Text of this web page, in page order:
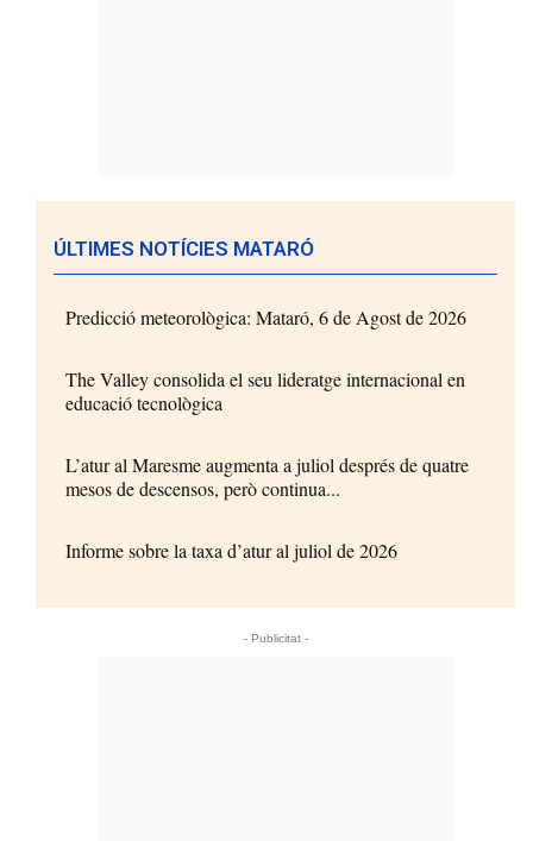
ÚLTIMES NOTÍCIES MATARÓ
Predicció meteorològica: Mataró, 6 de Agost de 2026
The Valley consolida el seu lideratge internacional en
educació tecnològica
L’atur al Maresme augmenta a juliol després de quatre
mesos de descensos, però continua...
Informe sobre la taxa d’atur al juliol de 2026
- Publicitat -